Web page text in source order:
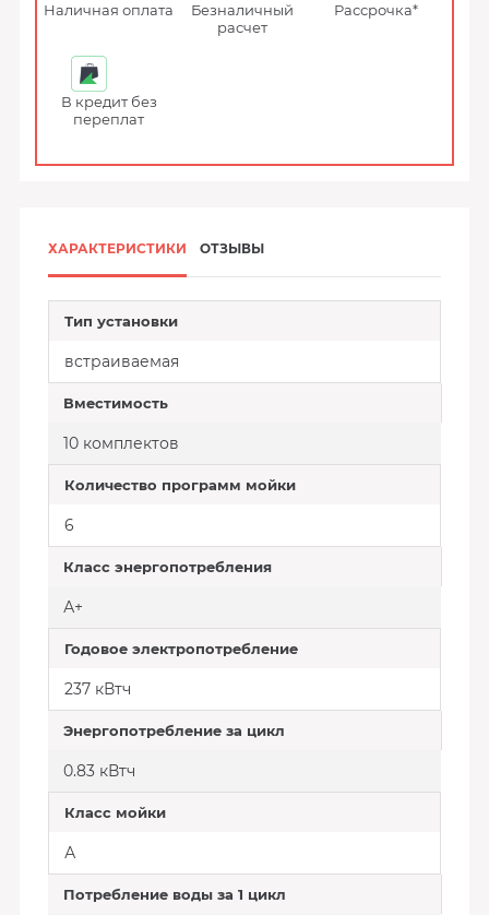
Наличная оплата
Безналичный
расчет
Рассрочка*
В кредит без
переплат
ХАРАКТЕРИСТИКИ ОТЗЫВЫ
Тип установки
встраиваемая
Вместимость
10 комплектов
Количество программ мойки
6
Класс энергопотребления
А+
Годовое электропотребление
237 кВтч
Энергопотребление за цикл
0.83 кВтч
Класс мойки
А
Потребление воды за 1 цикл